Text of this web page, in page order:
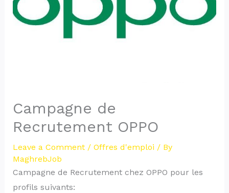
Campagne de
Recrutement OPPO
Leave a Comment / Offres d'emploi / By
MaghrebJob
Campagne de Recrutement chez OPPO pour les
profils suivants: